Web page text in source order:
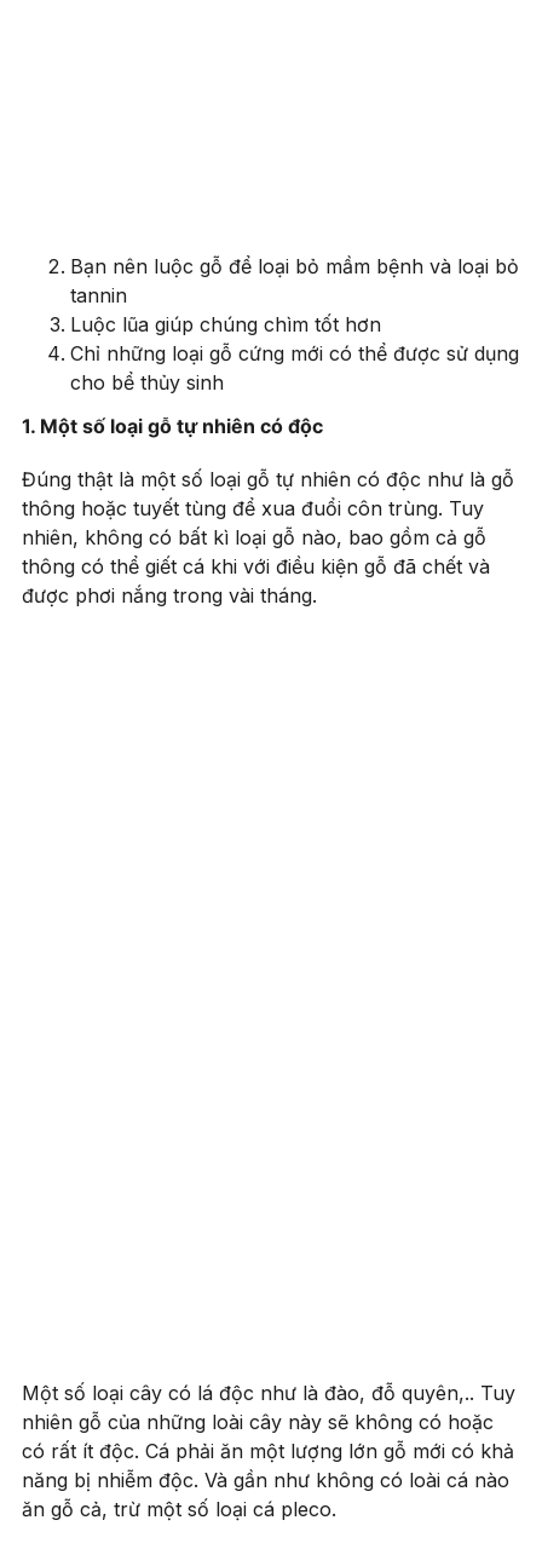
Bạn nên luộc gỗ để loại bỏ mầm bệnh và loại bỏ
tannin
Luộc lũa giúp chúng chìm tốt hơn
Chỉ những loại gỗ cứng mới có thể được sử dụng
cho bể thủy sinh
1. Một số loại gỗ tự nhiên có độc
Đúng thật là một số loại gỗ tự nhiên có độc như là gỗ
thông hoặc tuyết tùng để xua đuổi côn trùng. Tuy
nhiên, không có bất kì loại gỗ nào, bao gồm cả gỗ
thông có thể giết cá khi với điều kiện gỗ đã chết và
được phơi nắng trong vài tháng.
Một số loại cây có lá độc như là đào, đỗ quyên,.. Tuy
nhiên gỗ của những loài cây này sẽ không có hoặc
có rất ít độc. Cá phải ăn một lượng lớn gỗ mới có khả
năng bị nhiễm độc. Và gần như không có loài cá nào
ăn gỗ cả, trừ một số loại cá pleco.